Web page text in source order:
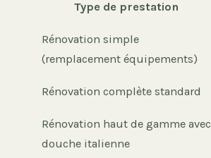
Type de prestation
Rénovation simple
(remplacement équipements)
Rénovation complète standard
Rénovation haut de gamme avec
douche italienne